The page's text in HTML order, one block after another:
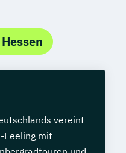
vereint
Feeling mit